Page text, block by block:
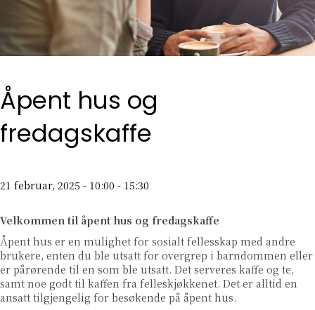
Åpent hus og
fredagskaffe
21 februar, 2025 - 10:00 - 15:30
Velkommen til åpent hus og fredagskaffe
Åpent hus er en mulighet for sosialt fellesskap med andre
brukere, enten du ble utsatt for overgrep i barndommen eller
er pårørende til en som ble utsatt. Det serveres kaffe og te,
samt noe godt til kaffen fra felleskjøkkenet. Det er alltid en
ansatt tilgjengelig for besøkende på åpent hus.